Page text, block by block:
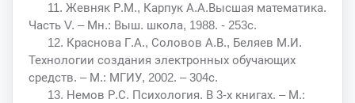
11. Жевняк Р.М., Карпук А.А.Высшая математика.
Часть V. – Мн.: Выш. школа, 1988. - 253с.
12. Краснова Г.А., Соловов А.В., Беляев М.И.
Технологии создания электронных обучающих
средств. – М.: МГИУ, 2002. – 304с.
13. Немов Р.С. Психология. В 3-х книгах. – М.: